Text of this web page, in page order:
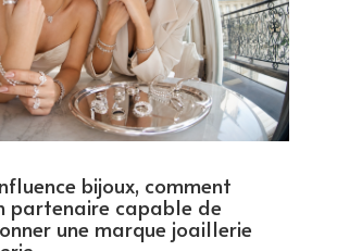
bijoux, comment
partenaire capable de
une marque joaillerie